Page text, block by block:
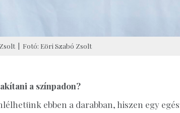
| Fotó: Eöri Szabó Zsolt
a színpadon?
ebben a darabban, hiszen egy